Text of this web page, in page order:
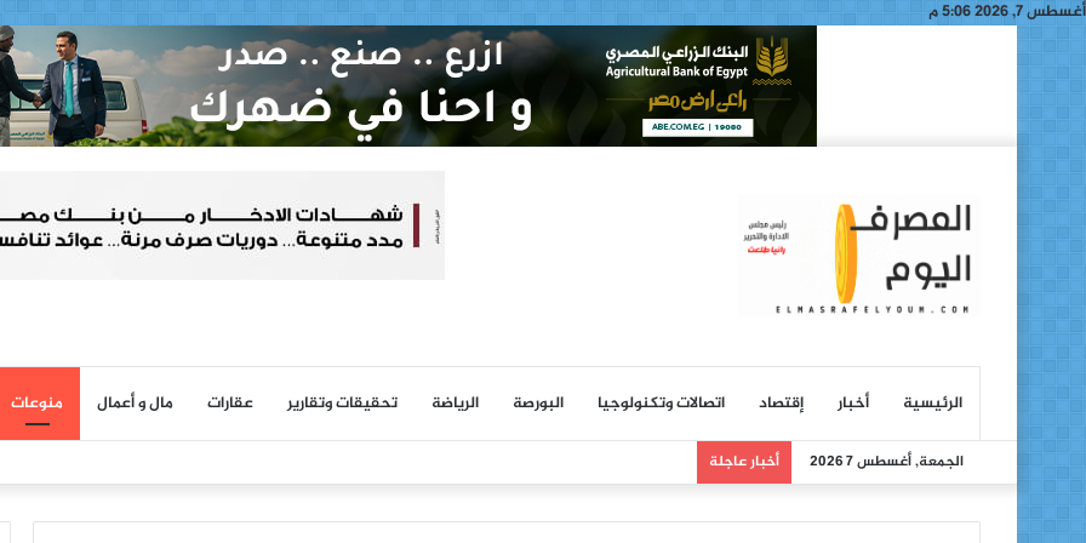
أغسطس 7, 2026 5:06 م
الرئيسية أخبار إقتصاد اتصالات وتكنولوجيا البورصة الرياضة تحقيقات وتقارير عقارات مال و أعمال منوعات
الجمعة, أغسطس 7 2026 أخبار عاجلة